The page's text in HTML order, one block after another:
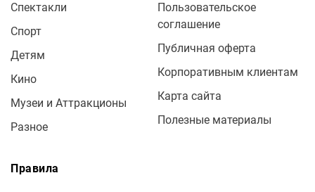
Спектакли
Спорт
Детям
Кино
Музеи и Аттракционы
Разное
Пользовательское
соглашение
Публичная оферта
Корпоративным клиентам
Карта сайта
Полезные материалы
Правила